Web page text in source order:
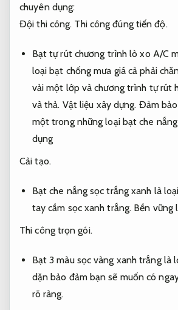
chuyên dụng:
Đội thi công. Thi công đúng tiến độ.
Bạt tự rút chương trình lò xo A/C
loại bạt chống mưa giá cả phải
vải một lớp và chương trình tự rút
và thả. Vật liệu xây dựng. Đảm
một trong những loại bạt che
dụng
Cải tạo.
Bạt che nắng sọc trắng xanh là
tay cầm sọc xanh trắng. Bền vững
Thi công trọn gói.
Bạt 3 màu sọc vàng xanh trắng là
dặn bảo đảm bạn sẽ muốn có
rõ ràng.